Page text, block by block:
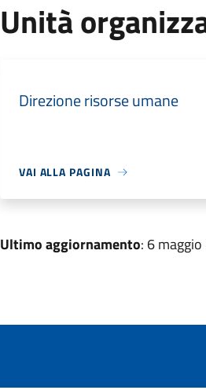
Unità
Direzione risorse umane
VAI ALLA PAGINA
Ultimo aggiornamento: 6